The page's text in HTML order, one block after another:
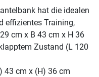
hat die idealen
effizientes Training,
cm x B 43 cm x H 36
Zustand (L 120
43 cm x (H) 36 cm